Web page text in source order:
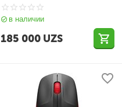
в наличии
185 000 UZS